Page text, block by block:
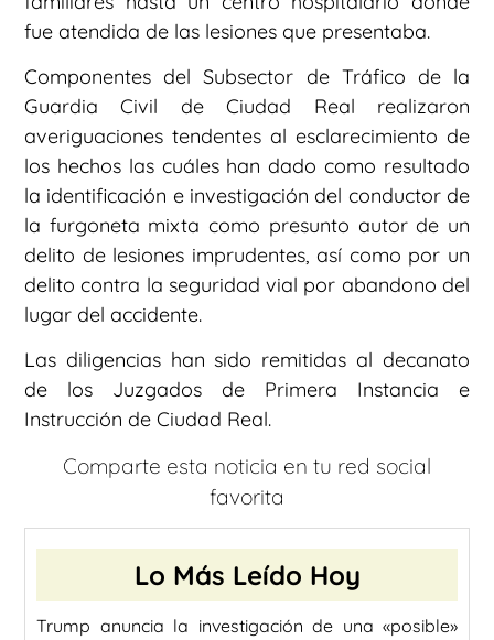
fue atendida de las lesiones que presentaba.
Componentes del Subsector de Tráfico de la
Guardia Civil de Ciudad Real realizaron
averiguaciones tendentes al esclarecimiento de
los hechos las cuáles han dado como resultado
la identificación e investigación del conductor de
la furgoneta mixta como presunto autor de un
delito de lesiones imprudentes, así como por un
delito contra la seguridad vial por abandono del
lugar del accidente.
Las diligencias han sido remitidas al decanato
de los Juzgados de Primera Instancia e
Instrucción de Ciudad Real.
Comparte esta noticia en tu red social
favorita
Lo Más Leído Hoy
Trump anuncia la investigación de una «posible»